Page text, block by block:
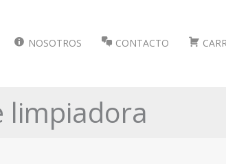
NOSOTROS CONTACTO
limpiadora